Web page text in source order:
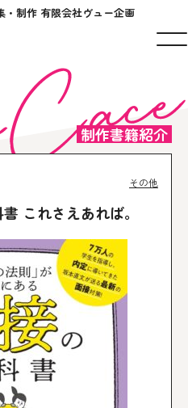
・制作 有限会社ヴュー企画
制作書籍紹介
その他
これさえあれば。